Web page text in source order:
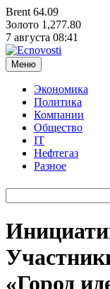
Brent 64.09
Золото 1,277.80
7 августа 08:41
Меню
Экономика
Политика
Компании
Общество
IT
Нефтегаз
Разное
«Город